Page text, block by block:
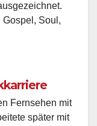
Soul,
Fernsehen mit
später mit